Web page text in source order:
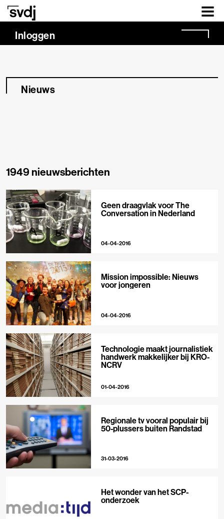
Naar hoofdinhoud
Inloggen
Nieuws
1949 nieuwsberichten
Geen draagvlak voor The
Conversation in Nederland
04-04-2016
Mission impossible: Nieuws
voor jongeren
04-04-2016
Technologie maakt journalistiek
handwerk makkelijker bij KRO-
NCRV
01-04-2016
Regionale tv vooral populair bij
50-plussers buiten Randstad
31-03-2016
Het wonder van het SCP-
onderzoek